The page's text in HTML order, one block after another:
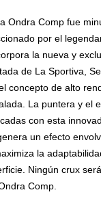
Ondra Comp fue
por el
la nueva y
de La Sportiva,
concepto de alto
La puntera y el
con esta
un efecto
la
Ningún crux
Comp.